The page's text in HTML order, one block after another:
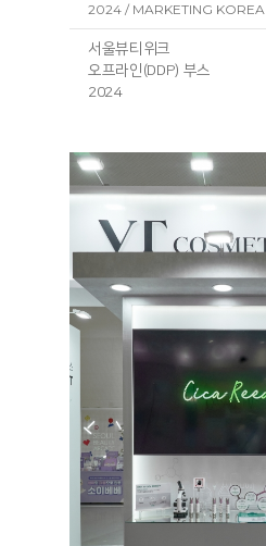
2024 / MARKETING KOREA
서울뷰티위크
오프라인(DDP) 부스
2024